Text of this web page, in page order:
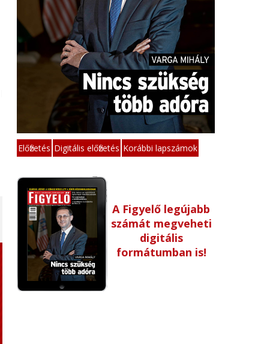
Előfizetés Digitális előfizetés Korábbi lapszámok
A Figyelő legújabb
számát megveheti
digitális
formátumban is!